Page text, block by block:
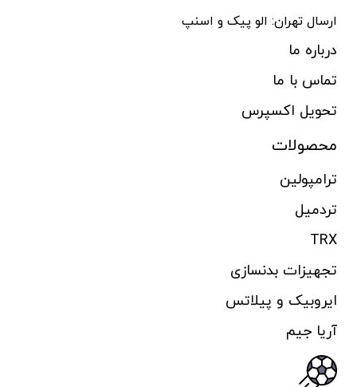
ارسال تهران: الو پیک و اسنپ
درباره ما
تماس با ما
تحویل اکسپرس
محصولات
ترامپولین
تردمیل
TRX
تجهیزات بدنسازی
ایروبیک و پیلاتس
آریا جیم